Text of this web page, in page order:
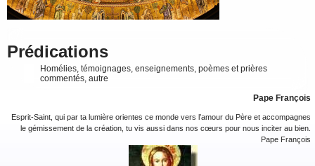
Prédications
Homélies, témoignages, enseignements, poèmes et prières
commentés, autre
Pape François
Esprit-Saint, qui par ta lumière orientes ce monde vers l’amour du Père et accompagnes
le gémissement de la création, tu vis aussi dans nos cœurs pour nous inciter au bien.
Pape François